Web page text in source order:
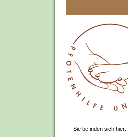
Sie befinden sich hier: